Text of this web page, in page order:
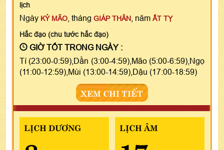
lịch
Ngày KỶ MÃO , tháng GIÁP THÂN , năm ẤT TỴ
Hắc đạo (chu tước hắc đạo)
GIỜ TỐT TRONG NGÀY :
Tí (23:00-0:59),Dần (3:00-4:59),Mão (5:00-6:59),Ngọ
(11:00-12:59),Mùi (13:00-14:59),Dậu (17:00-18:59)
XEM CHI TIẾT
LỊCH DƯƠNG LỊCH ÂM